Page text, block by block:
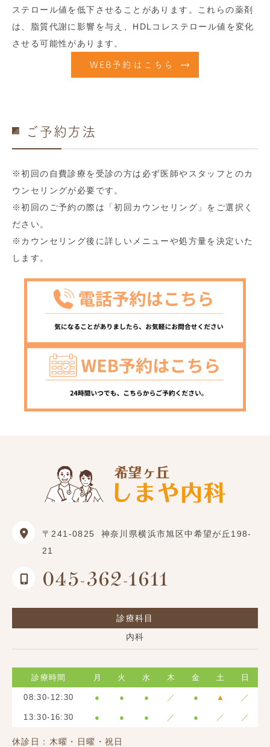
ステロール値を低下させることがあります。これらの薬剤
は、脂質代謝に影響を与え、HDLコレステロール値を変化
させる可能性があります。
WEB予約はこちら
ご予約方法
※初回の自費診療を受診の方は必ず医師やスタッフとのカ
ウンセリングが必要です。
※初回のご予約の際は「初回カウンセリング」をご選択く
ださい。
※カウンセリング後に詳しいメニューや処方量を決定いた
します。
〒241-0825
神奈川県横浜市旭区中希望が丘198-
21
045-362-1611
診療科目
内科
診療時間 月 火 水 木 金 土 日
08:30-12:30 ● ● ● ／ ● ▲ ／
13:30-16:30 ● ● ● ／ ● ／ ／
休診日：木曜・日曜・祝日